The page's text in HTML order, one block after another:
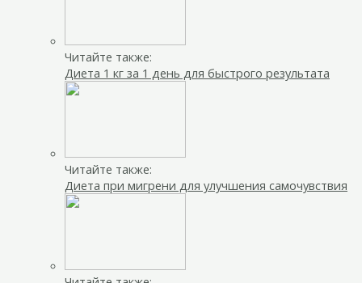
Читайте также:
Диета 1 кг за 1 день для быстрого результата
Читайте также:
Диета при мигрени для улучшения самочувствия